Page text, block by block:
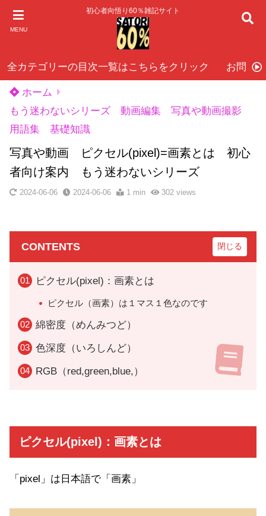
MENU
初心者向悟り60％雑記サイト
全カテゴリーの目次一覧はこちらをクリック お問い
ホーム
もう迷わないシリーズ 動画編集 写真や動画撮影
用語集 基礎知識
写真や動画 ピクセル(pixel)=画素とは 初心
者向け案内 もう迷わないシリーズ
2024-06-06 2024-06-06 1 min 302views
CONTENTS
ピクセル(pixel)：画素とは
ピクセル（画素）は１マス１色なのです
綿密度（めんみつど）
色深度（いろしんど）
RGB（red,green,blue,）
ピクセル(pixel)：画素とは
「pixel」は日本語で「画素」